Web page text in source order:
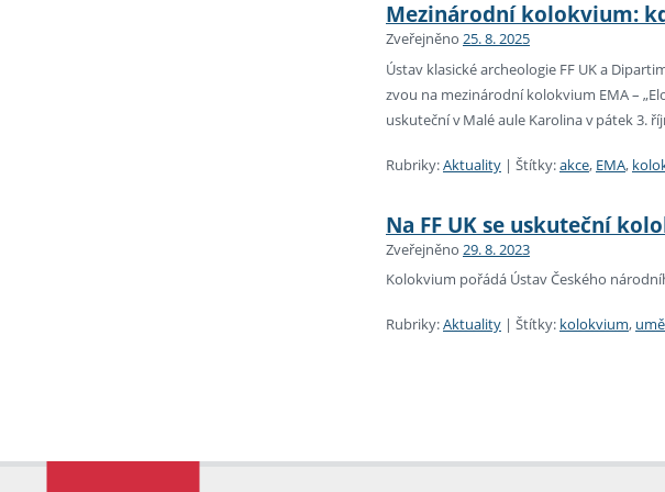
Mezinárodní kolokvium:
Zveřejněno 25. 8. 2025
Ústav klasické archeologie FF UK a
zvou na mezinárodní kolokvium EMA –
uskuteční v Malé aule Karolina v pátek 3.
Rubriky:Aktuality | Štítky:akce, EMA,
Na FF UK se uskuteční
Zveřejněno 29. 8. 2023
Kolokvium pořádá Ústav Českého
Rubriky:Aktuality | Štítky: kolokvium,